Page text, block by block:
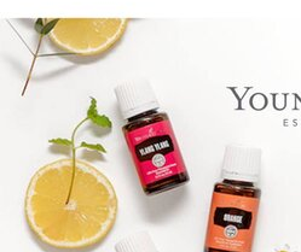
Boka direkt